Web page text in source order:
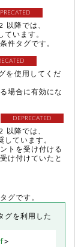
以降では、
ています。
件タグです。
を使用してくだ
場合に有効にな
DEPRECATED
以降では、
しています。
トを受け付ける
け付けていたと
グです。
グを利用した
>